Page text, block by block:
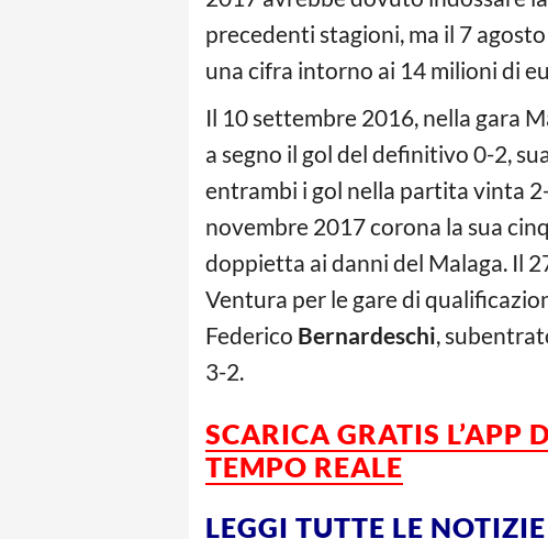
precedenti stagioni, ma il 7
una cifra intorno ai 14 milioni di
Il 10 settembre 2016, nella gara
a segno il gol del definitivo 0-2,
entrambi i gol nella partita vinta
novembre 2017 corona la sua
doppietta ai danni del Malaga. Il
Ventura per le gare di
Federico Bernardeschi,
3-2.
SCARICA GRATIS L’APP
TEMPO REALE
LEGGI TUTTE LE